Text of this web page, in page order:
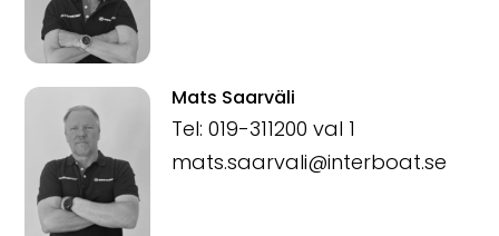
Mats Saarväli
Tel: 019-311200 val 1
mats.saarvali@interboat.se